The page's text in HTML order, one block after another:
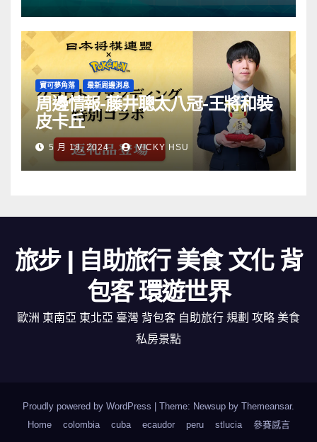
寶可夢角落 最新周邊消息
周邊情報-藤井聰太八冠-王將和裝
皮卡丘
5 月 18, 2024 VICKY HSU
旅步 | 自助旅行 美食 文化 背
包客 環遊世界
歐洲 東南亞 東北亞 臺灣 背包客 自助旅行 規劃 攻略 美食
私房景點
Proudly powered by WordPress Theme: Newsup by Themeansar.
Home
colombia cuba ecaudor peru stlucia 參賽感言